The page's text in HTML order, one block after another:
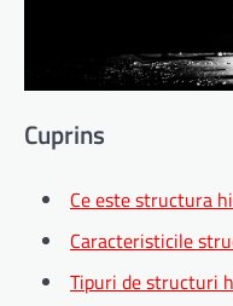
Cuprins
Ce este structura
Caracteristicile
Tipuri de structuri